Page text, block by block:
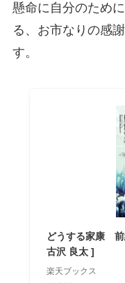
懸命に自分のため
る、お市なりの感
す。
どうする家康 前
古沢 良太 ]
楽天ブックス